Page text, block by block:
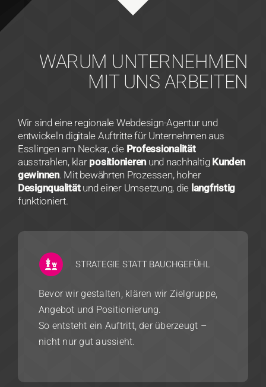
WARUM UNTERNEHMEN
MIT UNS ARBEITEN
Wir sind eine regionale Webdesign-Agentur und
entwickeln digitale Auftritte für Unternehmen aus
Esslingen am Neckar, die Professionalität
ausstrahlen, klar positionieren und nachhaltig Kunden
gewinnen. Mit bewährten Prozessen, hoher
Designqualität und einer Umsetzung, die langfristig
funktioniert.
STRATEGIE STATT BAUCHGEFÜHL
Bevor wir gestalten, klären wir Zielgruppe,
Angebot und Positionierung.
So entsteht ein Auftritt, der überzeugt –
nicht nur gut aussieht.